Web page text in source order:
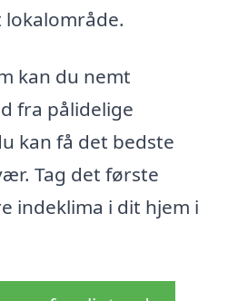
kan du nemt
fra pålidelige
kan få det bedste
Tag det første
indeklima i dit hjem i